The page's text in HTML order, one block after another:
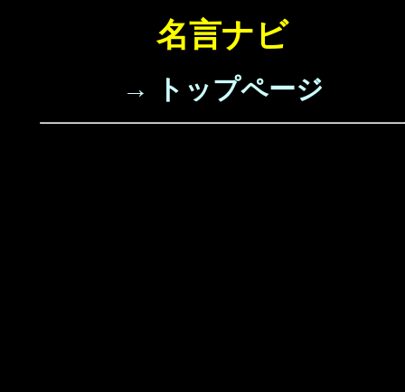
名言ナビ
→ トップページ